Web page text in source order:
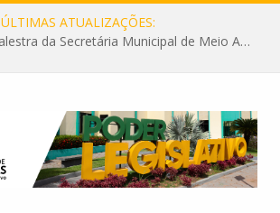
ÚLTIMAS ATUALIZAÇÕES:
Câmara recebe palestra da Secretária Municipal de Meio Ambiente sobre as ações da “SEMANA DO MEIO AMBIENTE”